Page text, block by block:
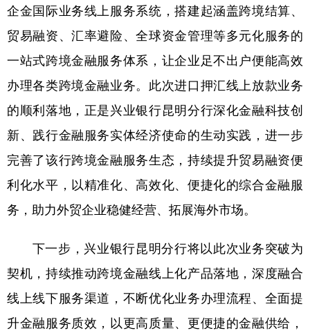
企金国际业务线上服务系统，搭建起涵盖跨境结算、
贸易融资、汇率避险、全球资金管理等多元化服务的
一站式跨境金融服务体系，让企业足不出户便能高效
办理各类跨境金融业务。此次进口押汇线上放款业务
的顺利落地，正是兴业银行昆明分行深化金融科技创
新、践行金融服务实体经济使命的生动实践，进一步
完善了该行跨境金融服务生态，持续提升贸易融资便
利化水平，以精准化、高效化、便捷化的综合金融服
务，助力外贸企业稳健经营、拓展海外市场。
下一步，兴业银行昆明分行将以此次业务突破为
契机，持续推动跨境金融线上化产品落地，深度融合
线上线下服务渠道，不断优化业务办理流程、全面提
升金融服务质效，以更高质量、更便捷的金融供给，